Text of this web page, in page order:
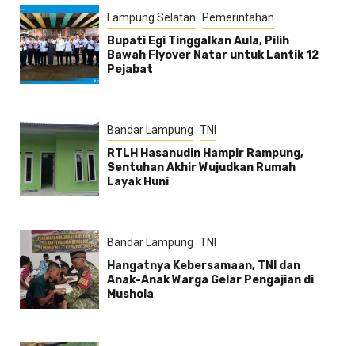
Lampung Selatan Pemerintahan
Bupati Egi Tinggalkan Aula, Pilih
Bawah Flyover Natar untuk Lantik 12
Pejabat
Bandar Lampung TNI
RTLH Hasanudin Hampir Rampung,
Sentuhan Akhir Wujudkan Rumah
Layak Huni
Bandar Lampung TNI
Hangatnya Kebersamaan, TNI dan
Anak-Anak Warga Gelar Pengajian di
Mushola